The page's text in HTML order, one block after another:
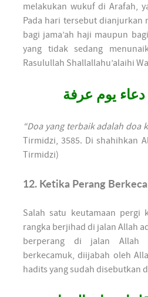
melakukan wukuf di Arafah,
Pada hari tersebut dianjurkan
bagi jama’ah haji maupun
yang tidak sedang
Rasulullah Shallallahu’alaihi
دعاء يوم عرفة
“Doa yang terbaik adalah doa
Tirmidzi, 3585. Di shahihkan
Tirmidzi)
12. Ketika Perang
Salah satu keutamaan pergi
rangka berjihad di jalan Allah
berperang di jalan Allah
berkecamuk, diijabah oleh
hadits yang sudah disebutkan